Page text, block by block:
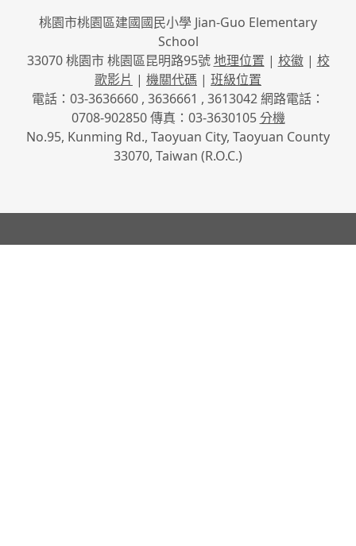
桃園市桃園區建國國民小學 Jian-Guo Elementary
School
33070 桃園市 桃園區昆明路95號地理位置 | 校徽| 校
歌影片 | 機關代碼 | 班級位置
電話：03-3636660 , 3636661 , 3613042 網路電話：
0708-902850 傳真：03-3630105分機
No.95, Kunming Rd., Taoyuan City, Taoyuan County
33070, Taiwan (R.O.C.)